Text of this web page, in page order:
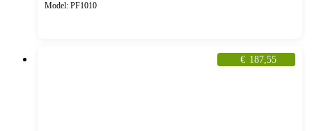
Model: PF1010
€ 187,55